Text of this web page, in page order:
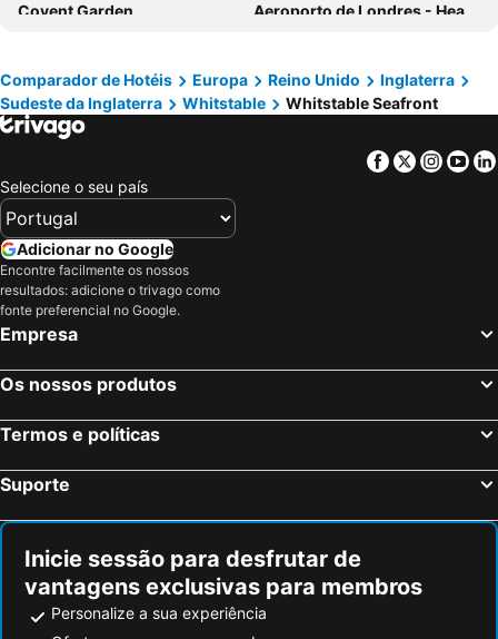
Covent Garden
Aeroporto de Londres - Heathrow
Kings Cross
Metrô de Londres
Paddington Station
Piccadilly Circus
South Kensington
Victoria
Centro Histórico de Gent
Picadilly Circus Station
Wembley
ExCeL
Trafalgar Square
Tower Bridge
London Bridge
St Pancras Station
Waterloo Station
Aeroporto da Cidade de Londres
Stratford Station
Earls Court
Tottenham
Marylebone
Bayswater
British Airways London Eye
Russell Square
Comparador de Hotéis Europa Reino Unido
Inglaterra
Sudeste da Inglaterra
Whitstable Whitstable Seafront
Facebook
Twitter
Selecione o seu país
Adicionar no Google
Encontre facilmente os nossos
resultados: adicione o trivago como
fonte preferencial no Google.
Empresa
Os nossos produtos
Termos e políticas
Suporte
Inicie sessão para desfrutar de
vantagens exclusivas para membros
Personalize a sua experiência